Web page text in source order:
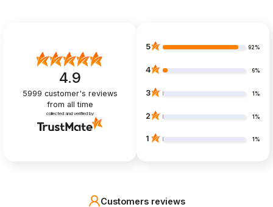
4.9
5999 customer's reviews
from all time
collected and verified by
5 92%
4 6%
3 1%
2 1%
1 1%
Customers reviews